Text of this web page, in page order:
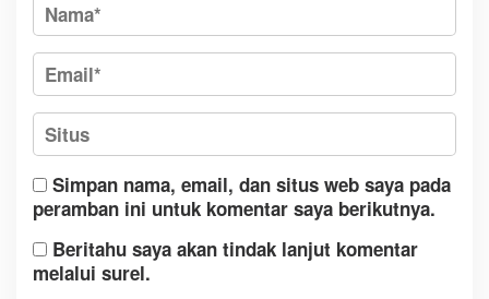
Simpan nama, email, dan situs web saya pada
peramban ini untuk komentar saya berikutnya.
Beritahu saya akan tindak lanjut komentar
melalui surel.